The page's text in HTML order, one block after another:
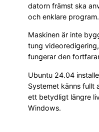
datorn främst ska
och enklare program.
Maskinen är inte
tung
fungerar den
Ubuntu 24.04
Systemet känns fullt
ett betydligt längre
Windows.